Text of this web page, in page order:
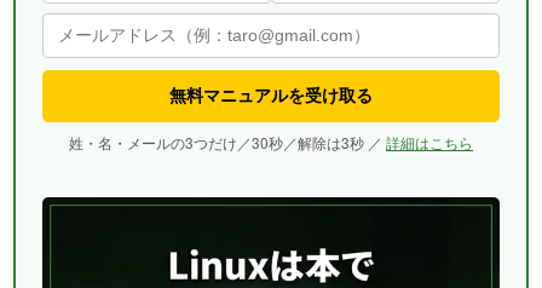
無料マニュアルを受け取る
姓・名・メールの3つだけ／30秒／解除は3秒 ／ 詳細はこちら